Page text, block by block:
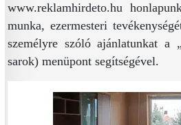
www.reklamhirdeto.hu
munka, ezermesteri
személyre szóló ajánlatunkat a
sarok) menüpont segítségével.